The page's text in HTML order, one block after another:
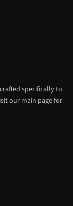
specifically to
our main page for